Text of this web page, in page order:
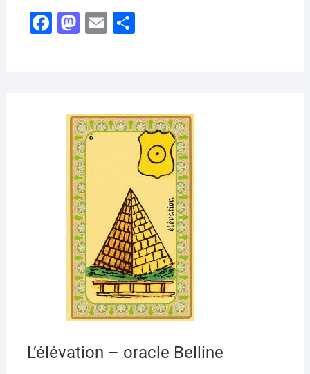
ORACLE
BELLINE
F
M
d
o
n
E
er
L’élévation – oracle Belline